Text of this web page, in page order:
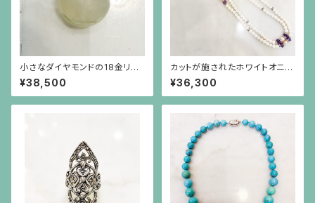
小さなダイヤモンドの18金リン
グ
¥38,500
カットが施されたホワイトオニキ
ス、筋彫りのアメジスト、真珠と
ロンデルのロングネックレス
¥36,300